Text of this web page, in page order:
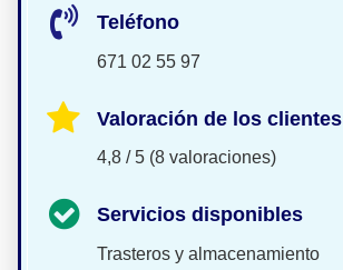
Teléfono
671 02 55 97
Valoración de los clientes
4,8 / 5 (8 valoraciones)
Servicios disponibles
Trasteros y almacenamiento